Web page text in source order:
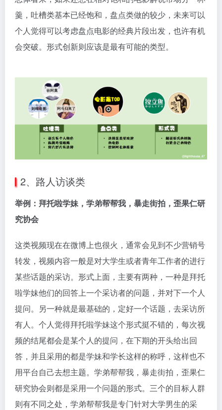
羹，吐槽类基本已经饱和，盘点类做的较少，未来可以
个人觉得可以考虑盘点电影的经典片段出发，也许有机
会突破。形式创新则应该是最有可能的类型。
2、路人访谈类
举例：拜托啦学妹，学弟帮帮我，暴走街拍，歪果仁研
究协会
这类视频现在在微博上也很火，通常会见到不少营销号
转发，视频内容一般是对大学生或者青年工作者的进行
某些话题的采访。形式上面，主要有两种，一种是拜托
啦学妹他们的回答上一个采访者的问题，并对下一个人
提问。另一种就是最基础的，定好一个话题，去采访所
有人。个人觉得拜托啦学妹这个形式挺不错的，每次视
频的结尾都会是某个人的提问，在下期的开头给出回
答，并且采用的都是学妹和学长这样的称呼，这样也不
用平台自己去想主题。学弟帮帮我，暴走街拍，歪果仁
研究协会则都是采用一个问题的形式。三个的目标人群
则有不同之处，学弟帮帮我是专门针对大学男生的采